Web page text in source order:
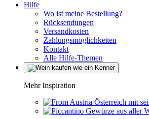
Hilfe
Wo ist meine Bestellung?
Rücksendungen
Versandkosten
Zahlungsmöglichkeiten
Kontakt
Alle Hilfe-Themen
Mehr Inspiration
Österreich mit
Gewürze aus aller